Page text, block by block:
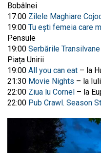
Bobâlnei
17:00 Zilele Maghiare
19:00 Tu ești femeia care
Pensule
19:00 Serbările
Piața Unirii
19:00 All you can eat – la
21:30 Movie Nights – la
22:00 Ziua lu Cornel – la
22:00 Pub Crawl. Season